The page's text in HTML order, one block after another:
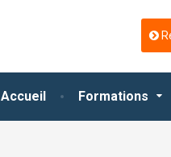
Accueil Formations